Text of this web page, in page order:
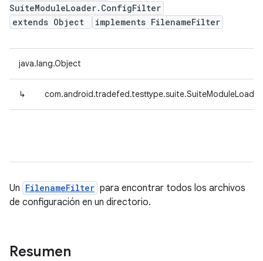
SuiteModuleLoader.ConfigFilter
extends Object
implements FilenameFilter
java.lang.Object
↳
Un FilenameFilter para encontrar todos los archivos
de configuración en un directorio.
Resumen